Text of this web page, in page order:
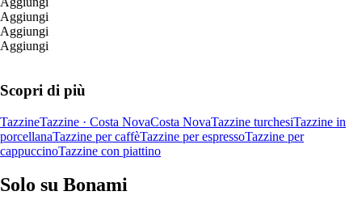
Aggiungi
Aggiungi
Aggiungi
Scopri di più
TazzineTazzine · Costa NovaCosta NovaTazzine turchesiTazzine in
porcellanaTazzine per caffèTazzine per espressoTazzine per
cappuccinoTazzine con piattino
Solo su Bonami